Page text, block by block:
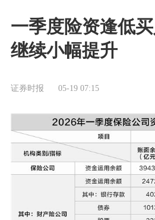
一季度险资逢低
继续小幅提升
证券时报 05-19 07:15